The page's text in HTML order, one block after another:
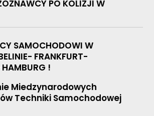
PO KOLIZJI W
SAMOCHODOWI W
FRANKFURT-
!
Miedzynarodowych
Techniki Samochodowej